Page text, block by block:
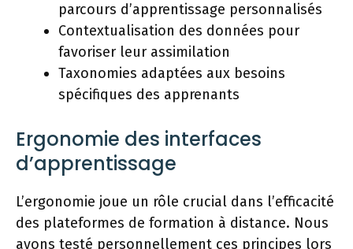
parcours d’apprentissage personnalisés
Contextualisation des données pour
favoriser leur assimilation
Taxonomies adaptées aux besoins
spécifiques des apprenants
Ergonomie des interfaces
d’apprentissage
L’ergonomie joue un rôle crucial dans l’efficacité
des plateformes de formation à distance. Nous
avons testé personnellement ces principes lors